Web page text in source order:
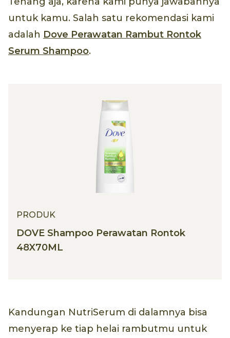
untuk kamu. Salah satu rekomendasi kami
adalah Dove Perawatan Rambut Rontok
Serum Shampoo.
PRODUK
DOVE Shampoo Perawatan Rontok
48X70ML
Kandungan NutriSerum di dalamnya bisa
menyerap ke tiap helai rambutmu untuk